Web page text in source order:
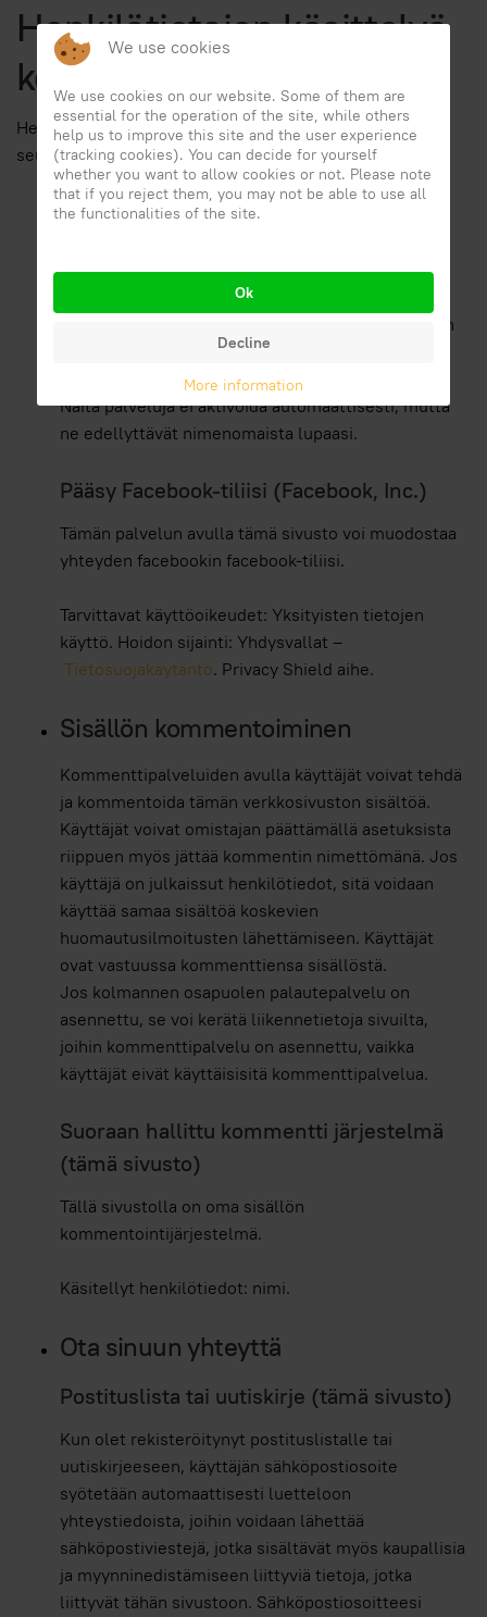
Henkilötietojen käsittelyä
koskevat tiedot
Henkilötietoja kerätään seuraaviin tarkoituksiin ja
seuraavien palvelujen avulla:
Pääsy kolmansien osapuolten
Tämäntyyppisten palveluiden avulla tämä
verkkosivusto voi ottaa tietoja tileiltäsi kolmannen
osapuolen palveluihin ja suorittaa toimia niiden
Näitä palveluja ei aktivoida automaattisesti, mutta
ne edellyttävät nimenomaista lupaasi.
Pääsy Facebook-tiliisi (Facebook, Inc.)
Tämän palvelun avulla tämä sivusto voi muodostaa
yhteyden facebookin facebook-tiliisi.
Tarvittavat käyttöoikeudet: Yksityisten tietojen
käyttö. Hoidon sijainti: Yhdysvallat –
Tietosuojakäytäntö. Privacy Shield aihe.
Sisällön kommentoiminen
Kommenttipalveluiden avulla käyttäjät voivat tehdä
ja kommentoida tämän verkkosivuston sisältöä.
Käyttäjät voivat omistajan päättämällä asetuksista
riippuen myös jättää kommentin nimettömänä. Jos
käyttäjä on julkaissut henkilötiedot, sitä voidaan
käyttää samaa sisältöä koskevien
huomautusilmoitusten lähettämiseen. Käyttäjät
ovat vastuussa kommenttiensa sisällöstä.
Jos kolmannen osapuolen palautepalvelu on
asennettu, se voi kerätä liikennetietoja sivuilta,
joihin kommenttipalvelu on asennettu, vaikka
käyttäjät eivät käyttäisisitä kommenttipalvelua.
Suoraan hallittu kommentti järjestelmä
(tämä sivusto)
Tällä sivustolla on oma sisällön
kommentointijärjestelmä.
Käsitellyt henkilötiedot: nimi.
Ota sinuun yhteyttä
Postituslista tai uutiskirje (tämä sivusto)
Kun olet rekisteröitynyt postituslistalle tai
uutiskirjeeseen, käyttäjän sähköpostiosoite
syötetään automaattisesti luetteloon
yhteystiedoista, joihin voidaan lähettää
sähköpostiviestejä, jotka sisältävät myös kaupallisia
ja myynninedistämiseen liittyviä tietoja, jotka
liittyvät tähän sivustoon. Sähköpostiosoitteesi
We use cookies
We use cookies on our website. Some of them are
essential for the operation of the site, while others
help us to improve this site and the user experience
(tracking cookies). You can decide for yourself
whether you want to allow cookies or not. Please note
that if you reject them, you may not be able to use all
the functionalities of the site.
Ok
Decline
More information